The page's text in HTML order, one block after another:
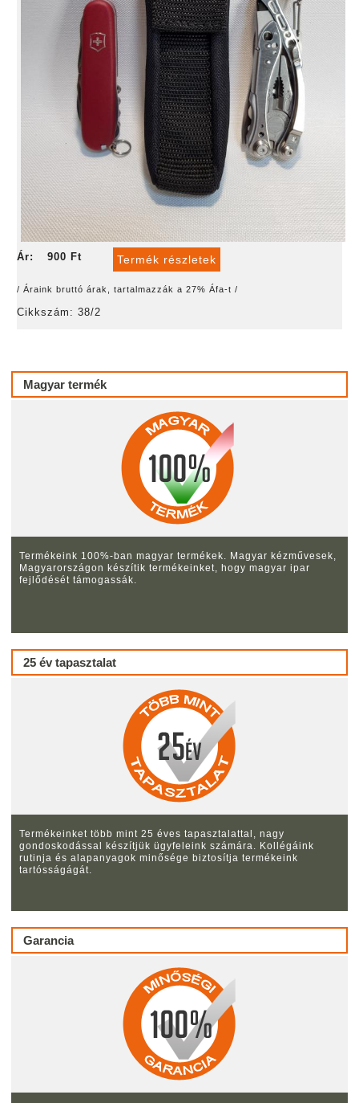
Ár: 900 Ft Termék részletek
/ Áraink bruttó árak, tartalmazzák a 27% Áfa-t /
Cikkszám: 38/2
Magyar termék
Termékeink 100%-ban magyar termékek. Magyar kézművesek,
Magyarországon készítik termékeinket, hogy magyar ipar
fejlődését támogassák.
25 év tapasztalat
Termékeinket több mint 25 éves tapasztalattal, nagy
gondoskodással készítjük ügyfeleink számára. Kollégáink
rutinja és alapanyagok minősége biztosítja termékeink
tartósságágát.
Garancia